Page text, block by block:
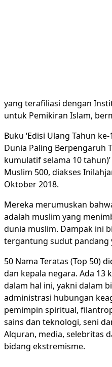
yang terafiliasi dengan
untuk Pemikiran Islam,
Buku ‘Edisi Ulang Tahun
Dunia Paling Berpengaruh
kumulatif selama 10
Muslim 500, diakses
Oktober 2018.
Mereka merumuskan
adalah muslim yang
dunia muslim. Dampak ini
tergantung sudut pandang
50 Nama Teratas (Top 50)
dan kepala negara. Ada 13
dalam hal ini, yakni dalam
administrasi hubungan
pemimpin spiritual,
sains dan teknologi, seni
Alquran, media, selebritas
bidang ekstremisme.